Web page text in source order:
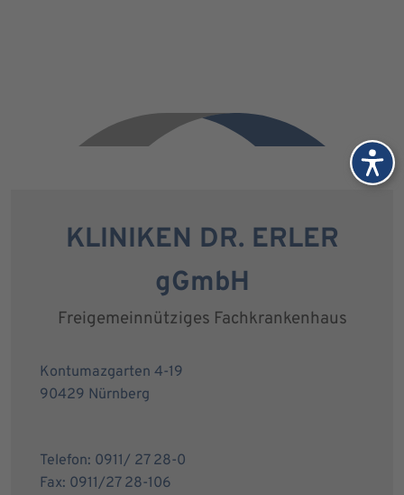
KLINIKEN DR. ERLER
gGmbH
Freigemeinnütziges Fachkrankenhaus
Kontumazgarten 4-19
90429 Nürnberg
Telefon: 0911/ 27 28-0
Fax: 0911/27 28-106